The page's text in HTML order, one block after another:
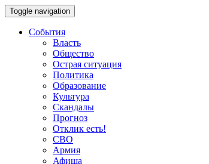
Toggle navigation
События
Власть
Общество
Острая ситуация
Политика
Образование
Культура
Скандалы
Прогноз
Отклик есть!
СВО
Армия
Афиша